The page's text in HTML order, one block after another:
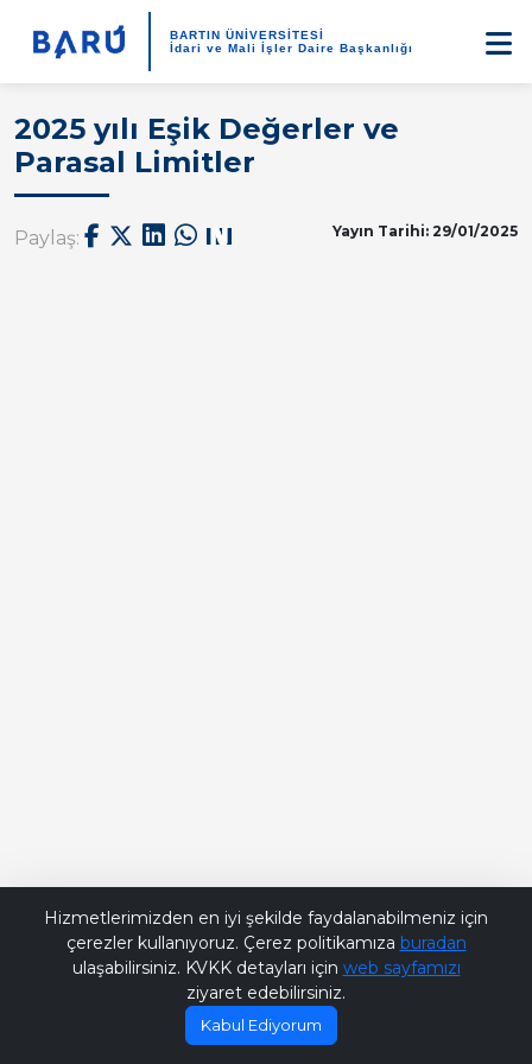
BARTIN ÜNİVERSİTESİ
İdari ve Mali İşler Daire Başkanlığı
2025 yılı Eşik Değerler ve
Parasal Limitler
Paylaş: Yayın Tarihi: 29/01/2025
Hizmetlerimizden en iyi şekilde faydalanabilmeniz için
çerezler kullanıyoruz. Çerez politikamıza buradan
ulaşabilirsiniz. KVKK detayları için web sayfamızı
ziyaret edebilirsiniz.
Kabul Ediyorum
Bana Soru Sor | Ask Me